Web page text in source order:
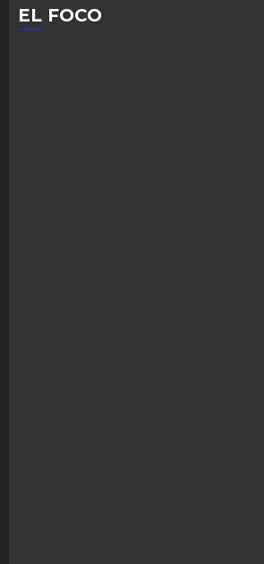
EL FOCO